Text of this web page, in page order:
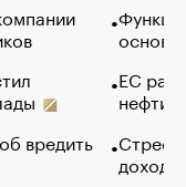
вредить
основ
ЕС
нефти